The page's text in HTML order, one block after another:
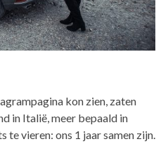
kon zien, zaten
in Italië, meer bepaald in
te vieren: ons 1 jaar samen zijn.